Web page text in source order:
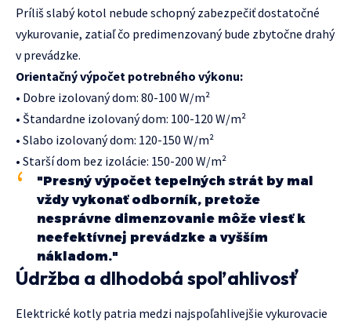
Príliš slabý kotol nebude schopný zabezpečiť dostatočné
vykurovanie, zatiaľ čo predimenzovaný bude zbytočne drahý
v prevádzke.
Orientačný výpočet potrebného výkonu:
• Dobre izolovaný dom: 80-100 W/m²
• Štandardne izolovaný dom: 100-120 W/m²
• Slabo izolovaný dom: 120-150 W/m²
• Starší dom bez izolácie: 150-200 W/m²
"Presný výpočet tepelných strát by mal
vždy vykonať odborník, pretože
nesprávne dimenzovanie môže viesť k
neefektívnej prevádzke a vyšším
nákladom."
Údržba a dlhodobá spoľahlivosť
Elektrické kotly patria medzi najspoľahlivejšie vykurovacie